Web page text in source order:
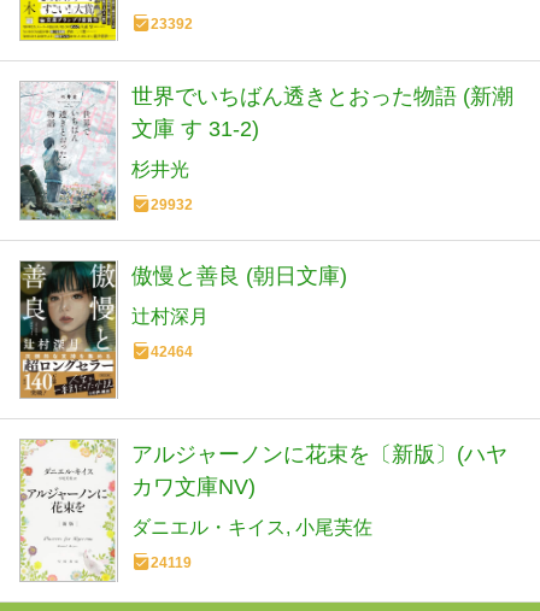
23392
世界でいちばん透きとおった物語 (新潮
文庫 す 31-2)
杉井光
29932
傲慢と善良 (朝日文庫)
辻村深月
42464
アルジャーノンに花束を〔新版〕(ハヤ
カワ文庫NV)
ダニエル・キイス 小尾芙佐
24119